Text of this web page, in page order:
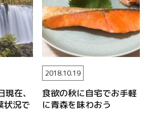
在、
状況で
食欲の秋に自宅でお手軽
に青森を味わおう
2018.10.19